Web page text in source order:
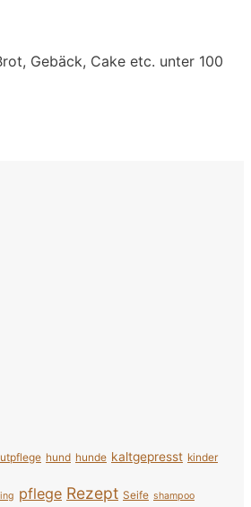
Gebäck, Cake etc. unter 100
hund hunde kaltgepresst kinder
pflege Rezept Seife shampoo